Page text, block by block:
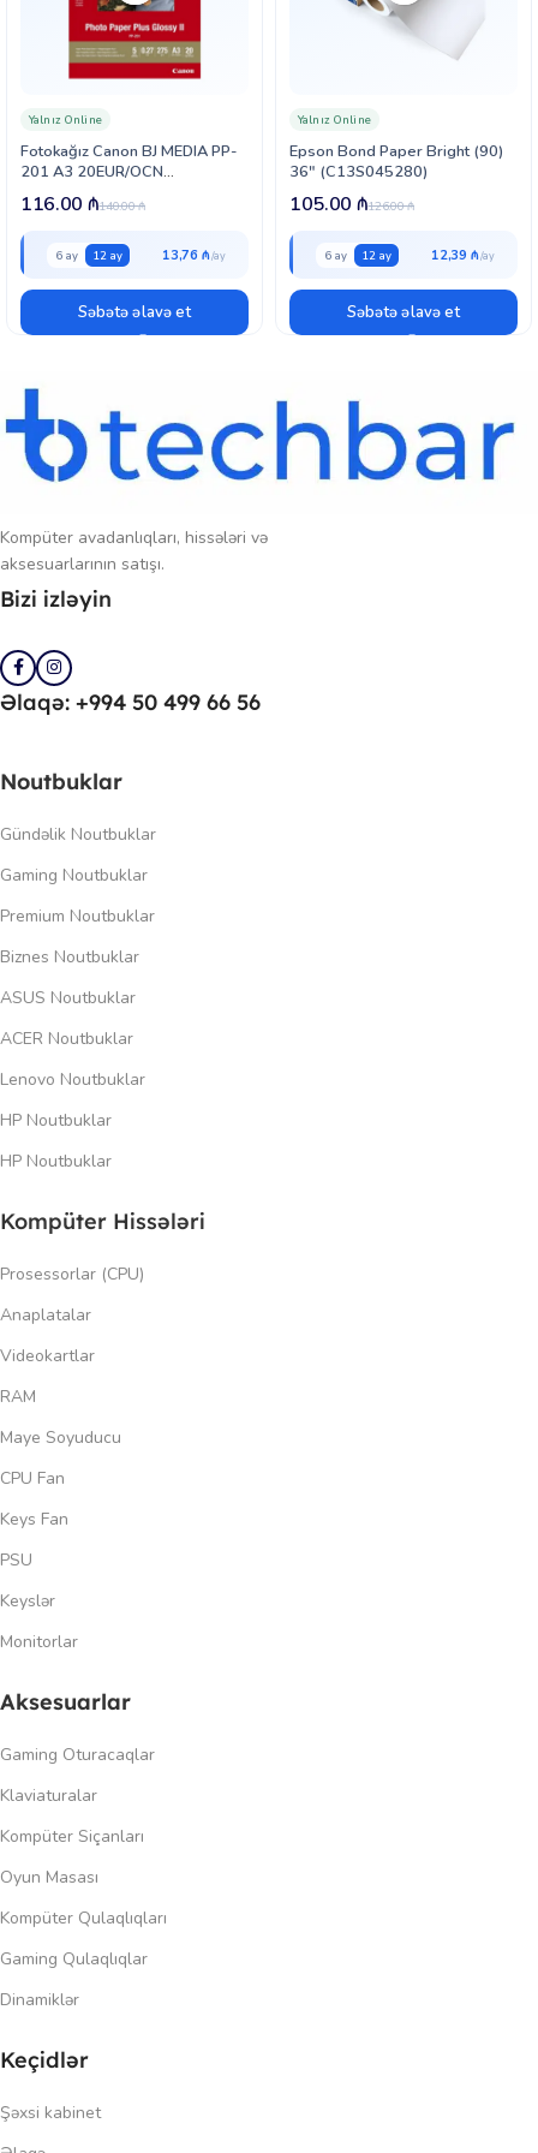
və doldurma üçün rahat dizayna malikdir.
Ümumilikdə,L100 Cyan ink bottle 70ml (C13T66424A)
— rəngli çap
tələb edən ev və ofis istifadəçiləri üçün etibarlı, orijinal və qənaətcil
Fotokağız Canon BJ MEDIA PP-
201 A3 20EUR/OCN
(2311B020)
Yalnız Online
140.00₼
116.00 ₼
6 ay 12 ay 13,76 ₼
Səbətə əlavə et
Epson Bond Paper Bright (90)
36″ (C13S045280)
Yalnız Online
126.00₼
105.00 ₼
6 ay 12 ay 12,39 ₼
Səbətə əlavə et
Kompüter avadanlıqları, hissələri və
aksesuarlarının satışı.
Bizi izləyin
Əlaqə: +994 50 499 66 56
Noutbuklar
Gündəlik Noutbuklar
Gaming Noutbuklar
Premium Noutbuklar
Biznes Noutbuklar
ASUS Noutbuklar
ACER Noutbuklar
Lenovo Noutbuklar
HP Noutbuklar
HP Noutbuklar
Kompüter Hissələri
Prosessorlar (CPU)
Anaplatalar
Videokartlar
RAM
Maye Soyuducu
CPU Fan
Keys Fan
PSU
Keyslər
Monitorlar
Aksesuarlar
Gaming Oturacaqlar
Klaviaturalar
Kompüter Siçanları
Oyun Masası
Kompüter Qulaqlıqları
Gaming Qulaqlıqlar
Dinamiklər
Keçidlər
Şəxsi kabinet